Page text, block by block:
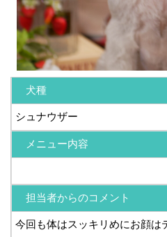
犬種
シュナウザー
メニュー内容
担当者からのコメント
今回も体はスッキリめにお顔は